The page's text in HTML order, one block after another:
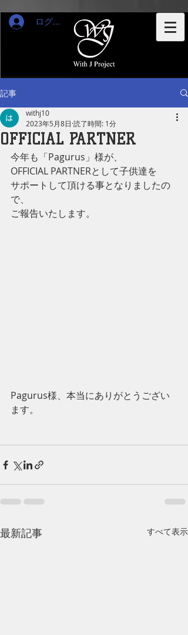
ログイン
記事
OFFICIAL PARTNER
withj10
2023年5月8日 読了時間: 1分
今年も「Pagurus」様が、
OFFICIAL PARTNERとして子供達を
サポートして頂ける事となりましたの
で、
ご報告いたします。
Pagurus様、本当にありがとうござい
ます。
最新記事 すべて表示